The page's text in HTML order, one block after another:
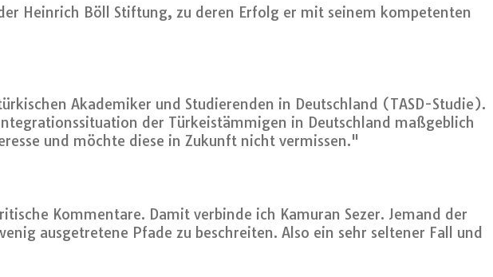
Heinrich Böll Stiftung, zu deren Erfolg er mit seinem kompetenten
Akademiker und Studierenden in Deutschland (TASD-Studie).
der Türkeistämmigen in Deutschland maßgeblich
und möchte diese in Zukunft nicht vermissen."
Kommentare. Damit verbinde ich Kamuran Sezer. Jemand der
ausgetretene Pfade zu beschreiten. Also ein sehr seltener Fall und